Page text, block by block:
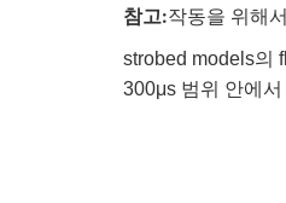
참고:작동을 위해
strobed models의
300μs 범위 안에